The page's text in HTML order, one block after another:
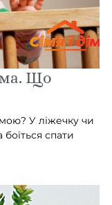
Що
У ліжечку чи
спати